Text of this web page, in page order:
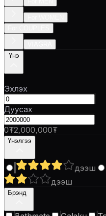
Үнэ
Эхлэх
Дуусах
0₮2,000,000₮
Үнэлгээ
дээш
дээш
Брэнд